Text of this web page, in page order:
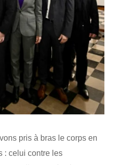
pris à bras le corps en
: celui contre les